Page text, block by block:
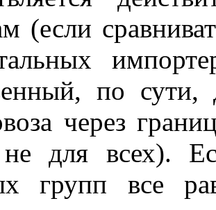
(если
по сути,
через
для всех).
групп все